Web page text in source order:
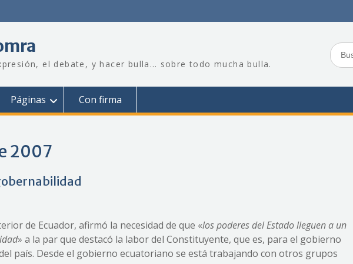
el debate, y hacer bulla… sobre todo mucha bulla.
Buscar:
Páginas Con firma
2007
de Ecuador, afirmó la necesidad de que «los poderes del Estado lleguen a un
» a la par que destacó la labor del Constituyente, que es, para el gobierno
país. Desde el gobierno ecuatoriano se está trabajando con otros grupos